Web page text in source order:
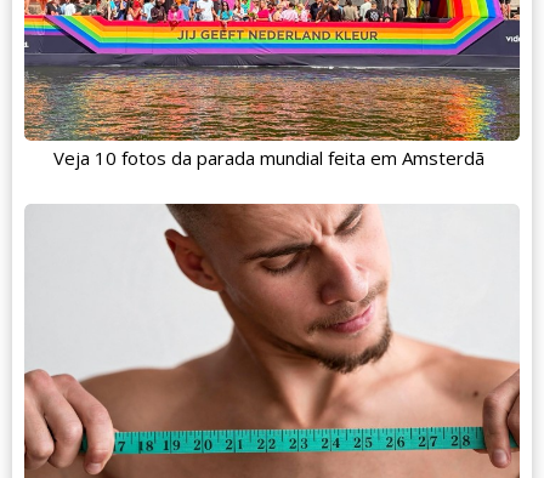
Veja 10 fotos da parada mundial feita em Amsterdã